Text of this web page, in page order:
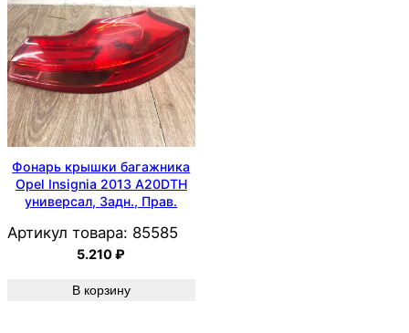
Фонарь крышки багажника
Opel Insignia 2013 A20DTH
универсал, Задн., Прав.
Артикул товара: 85585
5.210₽
В корзину